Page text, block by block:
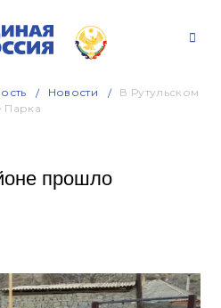
Новости
В Рутульском
Парка
прошло